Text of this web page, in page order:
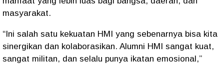
masyarakat.
“Ini salah satu kekuatan HMI yang sebenarnya bisa kita
sinergikan dan kolaborasikan. Alumni HMI sangat kuat,
sangat militan, dan selalu punya ikatan emosional,”